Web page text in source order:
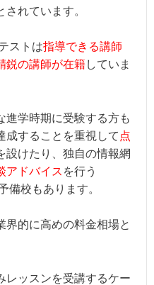
れています。
ストは指導できる講師
鋭の講師が在籍していま
進学時期に受験する方も
成することを重視して 点
設けたり、独自の情報網
アドバイス を行う
備校もあります。
界的に高めの料金相場と
レッスンを受講するケー